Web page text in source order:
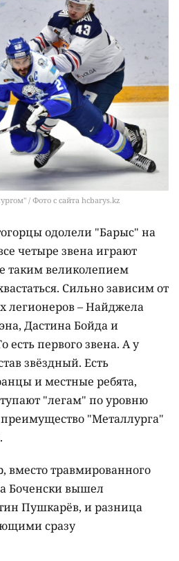
/ Фото с сайта hcbarys.kz
одолели "Барыс" на
четыре звена играют
таким великолепием
Сильно зависим от
легионеров – Найджела
Дастина Бойда и
есть первого звена. А у
звёздный. Есть
и местные ребята,
"легам" по уровню
"Металлурга"
вместо травмированного
Боченски вышел
Пушкарёв, и разница
сразу